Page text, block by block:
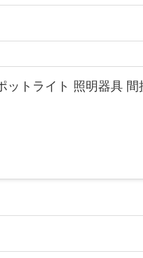
トライト 照明器具